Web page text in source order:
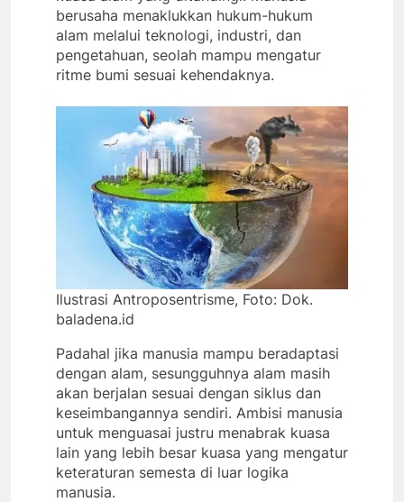
berusaha menaklukkan hukum-hukum
alam melalui teknologi, industri, dan
pengetahuan, seolah mampu mengatur
ritme bumi sesuai kehendaknya.
Ilustrasi Antroposentrisme, Foto: Dok.
baladena.id
Padahal jika manusia mampu beradaptasi
dengan alam, sesungguhnya alam masih
akan berjalan sesuai dengan siklus dan
keseimbangannya sendiri. Ambisi manusia
untuk menguasai justru menabrak kuasa
lain yang lebih besar kuasa yang mengatur
keteraturan semesta di luar logika
manusia.